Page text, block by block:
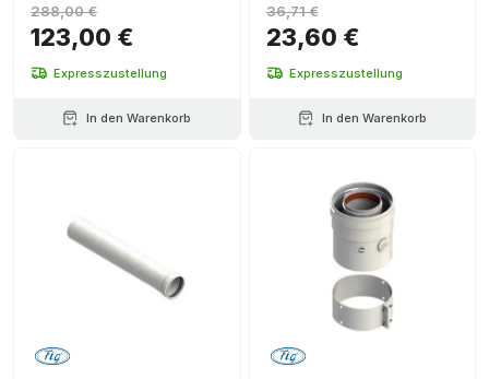
123,00 €
288,00 €
Expresszustellung
In den Warenkorb
23,60 €
36,71 €
Expresszustellung
In den Warenkorb